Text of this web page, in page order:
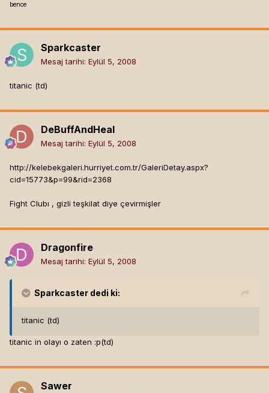
bence
Sparkcaster
Mesaj tarihi: Eylül 5, 2008
titanic (td)
DeBuffAndHeal
Mesaj tarihi: Eylül 5, 2008
http://kelebekgaleri.hurriyet.com.tr/GaleriDetay.aspx?
cid=15773&p=99&rid=2368
Fight Clubı , gizli teşkilat diye çevirmişler
Dragonfire
Mesaj tarihi: Eylül 5, 2008
Sparkcaster dedi ki:
titanic (td)
titanic in olayı o zaten :p(td)
Sawer